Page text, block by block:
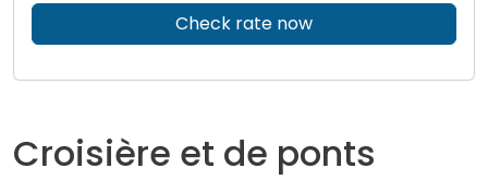
Check rate now
Croisière et de ponts